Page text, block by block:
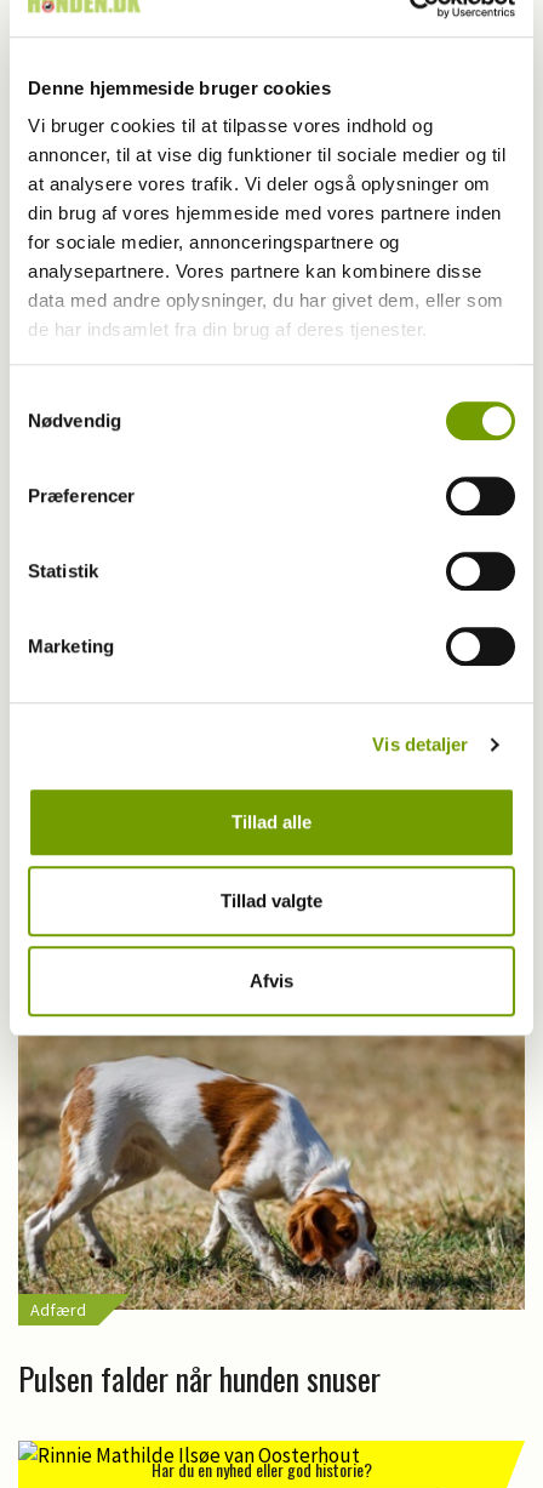
Denne hjemmeside bruger cookies
Vi bruger cookies til at tilpasse vores indhold og
annoncer, til at vise dig funktioner til sociale medier og til
at analysere vores trafik. Vi deler også oplysninger om
din brug af vores hjemmeside med vores partnere inden
for sociale medier, annonceringspartnere og
analysepartnere. Vores partnere kan kombinere disse
data med andre oplysninger, du har givet dem, eller som
de har indsamlet fra din brug af deres tjenester.
Nødvendig
Præferencer
Statistik
Marketing
Vis detaljer
Tillad alle
Tillad valgte
Afvis
Kloning af hund
Danskerne vil gå langt for at hjælpe dyr i
Adfærd
Pulsen falder når hunden snuser
Har du en nyhed eller god historie?